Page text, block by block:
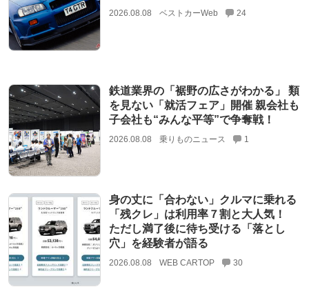
2026.08.08 ベストカーWeb 24
鉄道業界の「裾野の広さがわかる」 類
を見ない「就活フェア」開催 親会社も
子会社も“みんな平等”で争奪戦！
2026.08.08 乗りものニュース 1
身の丈に「合わない」クルマに乗れる
「残クレ」は利用率７割と大人気！
ただし満了後に待ち受ける「落とし
穴」を経験者が語る
2026.08.08 WEB CARTOP 30